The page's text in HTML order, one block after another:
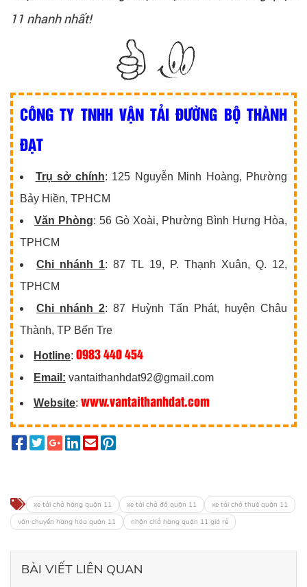
11 nhanh nhất!
CÔNG TY TNHH VẬN TẢI ĐƯỜNG BỘ THÀNH
ĐẠT
Trụ sở chính: 125 Nguyễn Minh Hoàng, Phường
Bảy Hiền, TPHCM
Văn Phòng: 56 Gò Xoài, Phường Bình Hưng Hòa,
TPHCM
Chi nhánh 1: 87 TL 19, P. Thạnh Xuân, Q. 12,
TPHCM
Chi nhánh 2: 87 Huỳnh Tấn Phát, huyện Châu
Thành, TP Bến Tre
Hotline: 0983 440 454
Email: vantaithanhdat92@gmail.com
Website: www.vantaithanhdat.com
xe tải chở hàng quận 11 xe tải chở đồ quận 11
xe tải chở thuê quận 11
vận chuyển hàng hóa quận 11
nhận chở hàng quận 11 giá rẻ
BÀI VIẾT LIÊN QUAN